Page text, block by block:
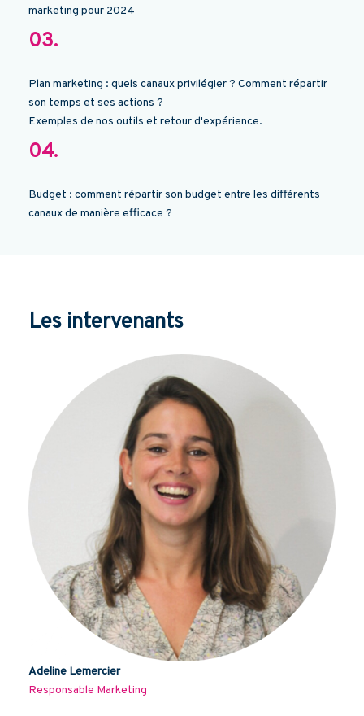
marketing pour 2024
03.
Plan marketing : quels canaux privilégier ? Comment répartir
son temps et ses actions ?
Exemples de nos outils et retour d'expérience.
04.
Budget : comment répartir son budget entre les différents
canaux de manière efficace ?
Les intervenants
Adeline Lemercier
Responsable Marketing